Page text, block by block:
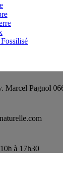
Marcel Pagnol
à 17h30